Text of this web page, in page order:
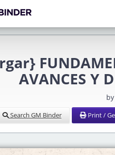
AVANCES Y
Search GM Binder Print /